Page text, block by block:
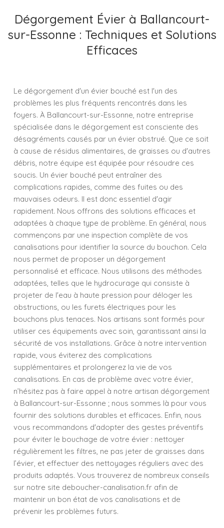
Dégorgement Évier à Ballancourt-
sur-Essonne : Techniques et Solutions
Efficaces
Le dégorgement d'un évier bouché est l'un des
problèmes les plus fréquents rencontrés dans les
foyers. À Ballancourt-sur-Essonne, notre entreprise
spécialisée dans le dégorgement est consciente des
désagréments causés par un évier obstrué. Que ce soit
à cause de résidus alimentaires, de graisses ou d'autres
débris, notre équipe est équipée pour résoudre ces
soucis. Un évier bouché peut entraîner des
complications rapides, comme des fuites ou des
mauvaises odeurs. Il est donc essentiel d'agir
rapidement. Nous offrons des solutions efficaces et
adaptées à chaque type de problème. En général, nous
commençons par une inspection complète de vos
canalisations pour identifier la source du bouchon. Cela
nous permet de proposer un dégorgement
personnalisé et efficace. Nous utilisons des méthodes
adaptées, telles que le hydrocurage qui consiste à
projeter de l'eau à haute pression pour déloger les
obstructions, ou les furets électriques pour les
bouchons plus tenaces. Nos artisans sont formés pour
utiliser ces équipements avec soin, garantissant ainsi la
sécurité de vos installations. Grâce à notre intervention
rapide, vous éviterez des complications
supplémentaires et prolongerez la vie de vos
canalisations. En cas de problème avec votre évier,
n’hésitez pas à faire appel à notre artisan dégorgement
à Ballancourt-sur-Essonne ; nous sommes là pour vous
fournir des solutions durables et efficaces. Enfin, nous
vous recommandons d'adopter des gestes préventifs
pour éviter le bouchage de votre évier : nettoyer
régulièrement les filtres, ne pas jeter de graisses dans
l’évier, et effectuer des nettoyages réguliers avec des
produits adaptés. Vous trouverez de nombreux conseils
sur notre site deboucher-canalisation.fr afin de
maintenir un bon état de vos canalisations et de
prévenir les problèmes futurs.